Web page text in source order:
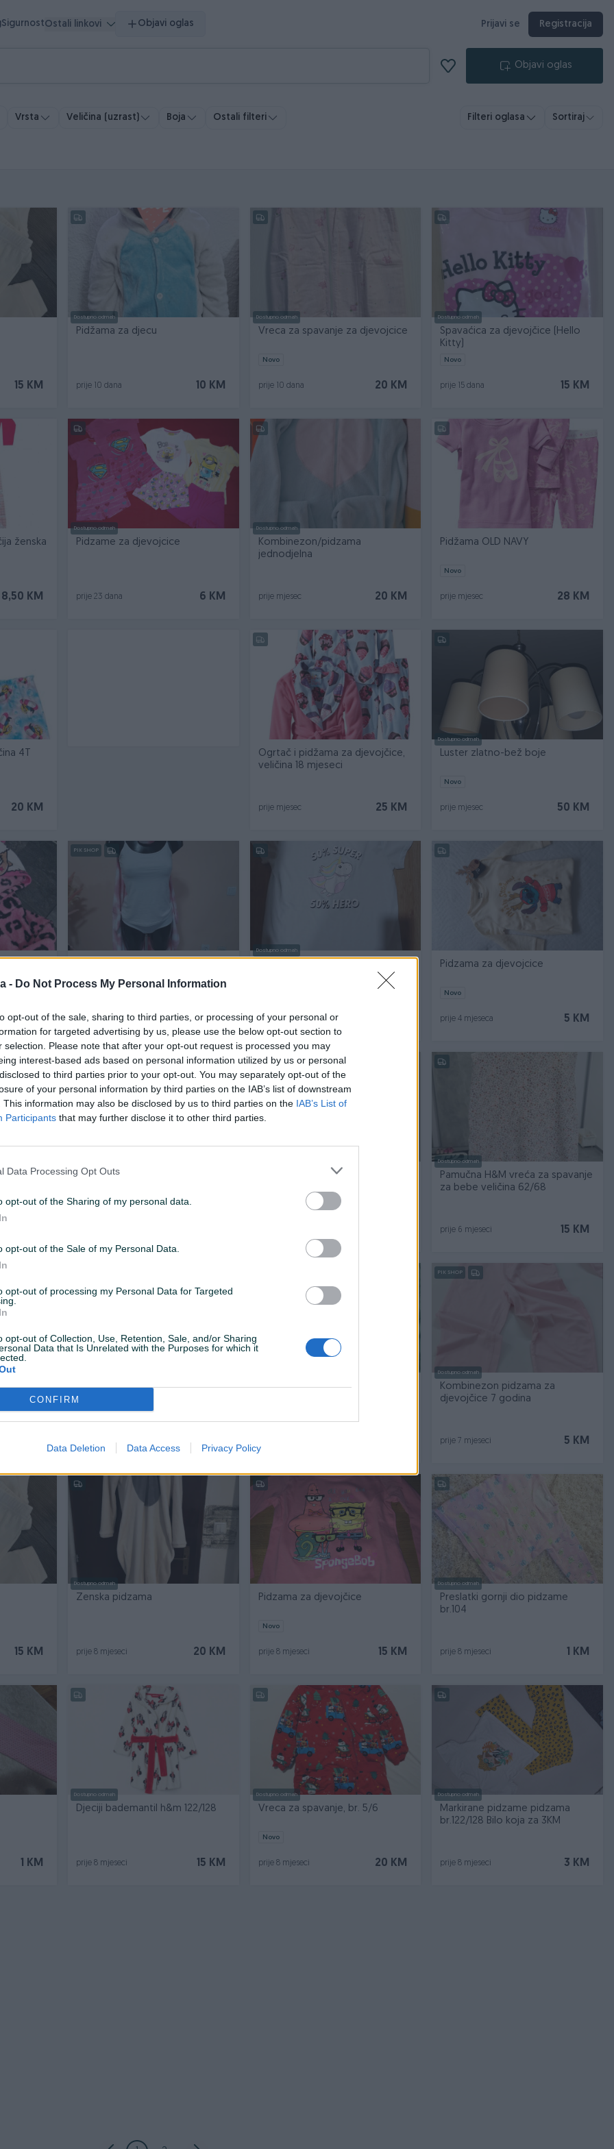
- Do Not Process My Personal Information
opt-out of the sale, sharing to third parties, or processing of your personal or
for targeted advertising by us, please use the below opt-out section to
selection. Please note that after your opt-out request is processed you may
interest-based ads based on personal information utilized by us or personal
to third parties prior to your opt-out. You may separately opt-out of the
of your personal information by third parties on the IAB’s list of downstream
This information may also be disclosed by us to third parties on the IAB’s List of
Participants that may further disclose it to other third parties.
Data Processing Opt Outs
opt-out of the Sharing of my personal data.
opt-out of the Sale of my Personal Data.
opt-out of processing my Personal Data for Targeted
opt-out of Collection, Use, Retention, Sale, and/or Sharing
Data that Is Unrelated with the Purposes for which it
CONFIRM
Data Deletion Data Access Privacy Policy
SigurnostOstali linkovi Objavi oglas Prijavi se Registracija
Objavi oglas
Vrsta Veličina (uzrast) Boja Ostali filteri Filteri oglasa Sortiraj
15 KM
Dostupno odmah
Pidžama za djecu
10 KM
prije 10 dana
Dostupno odmah
Vreca za spavanje za djevojcice
Novo
20 KM
prije 10 dana
Dostupno odmah
Spavaćica za djevojčice (Hello
Kitty)
Novo
15 KM
prije 15 dana
ženska
8,50 KM
Dostupno odmah
Pidzame za djevojcice
6 KM
prije 23 dana
Dostupno odmah
Kombinezon/pidzama
jednodjelna
20 KM
prije mjesec
Pidžama OLD NAVY
Novo
28 KM
prije mjesec
4T
20 KM
Ogrtač i pidžama za djevojčice,
veličina 18 mjeseci
25 KM
prije mjesec
Dostupno odmah
Luster zlatno-bež boje
Novo
50 KM
prije mjesec
20 KM
PIK SHOP
kapuljačom
19 KM
prije 3 mjeseca
Dostupno odmah
prije 3 mjeseca
Pidzama za djevojcice
Novo
5 KM
prije 4 mjeseca
vel.
Pidžama Elza Pidžama za djevojčice
Dostupno odmah
Pamučna H&M vreća za spavanje
za bebe veličina 62/68
15 KM
prije 6 mjeseci
Djecije pidzame
prije 7 mjeseci
roze šorc
PIK SHOP
Dostupno odmah
Kombinezon pidzama za
djevojčice 7 godina
5 KM
prije 7 mjeseci
15 KM
Dostupno odmah
Zenska pidzama
20 KM
prije 8 mjeseci
Pidzama za djevojčice
Novo
15 KM
prije 8 mjeseci
Dostupno odmah
Preslatki gornji dio pidzame
br.104
1 KM
prije 8 mjeseci
1 KM
Dostupno odmah
Djeciji bademantil h&m 122/128
15 KM
prije 8 mjeseci
Dostupno odmah
Vreca za spavanje, br. 5/6
Novo
20 KM
prije 8 mjeseci
Dostupno odmah
Markirane pidzame pidzama
br.122/128 Bilo koja za 3KM
3 KM
prije 8 mjeseci